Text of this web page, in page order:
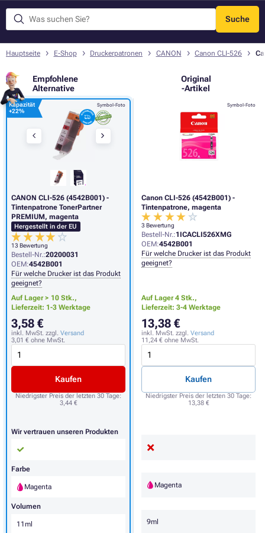
Suche
Menü
Hauptseite E-Shop Druckerpatronen CANON Canon CLI-526
Empfohlene
Alternative
Original
-Artikel
Symbol-Foto
Canon CLI-526 (4542B001) -
Tintenpatrone, magenta
3 Bewertung
Bestell-Nr.:1ICACLI526XMG
OEM:4542B001
Für welche Drucker ist das Produkt
geeignet?
Auf Lager 4 Stk.,
Lieferzeit: 3-4 Werktage
13,38 €
inkl. MwSt. zzgl. Versand
11,24 € ohne MwSt.
Kaufen
Niedrigster Preis der letzten 30 Tage:
13,38 €
Magenta
9ml
Symbol-Foto
Kapazität
+22%
CANON CLI-526 (4542B001) -
Tintenpatrone TonerPartner
PREMIUM, magenta
Hergestellt in der EU
13 Bewertung
Bestell-Nr.:20200031
OEM:4542B001
Für welche Drucker ist das Produkt
geeignet?
Auf Lager > 10 Stk.,
Lieferzeit: 1-3 Werktage
3,58 €
inkl. MwSt. zzgl. Versand
3,01 € ohne MwSt.
Kaufen
Niedrigster Preis der letzten 30 Tage:
3,44 €
Wir vertrauen unseren Produkten
Farbe
Magenta
Volumen
11ml